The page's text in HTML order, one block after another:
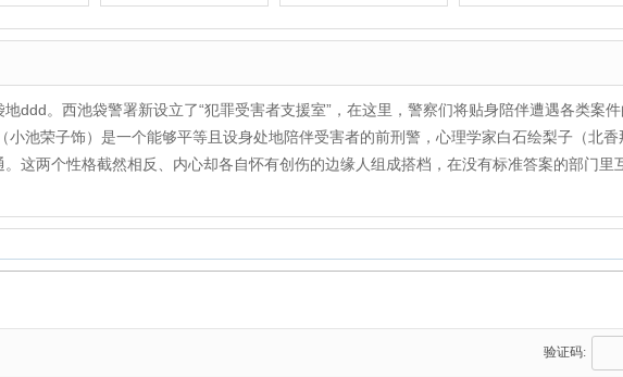
ddd。西池袋警署新设立了“犯罪受害者支援室”，在这里，警察们将贴身陪伴遭遇各类案
荣子饰）是一个能够平等且设身处地陪伴受害者的前刑警，心理学家白石绘梨子（北香
这两个性格截然相反、内心却各自怀有创伤的边缘人组成搭档，在没有标准答案的部门里
验证码: